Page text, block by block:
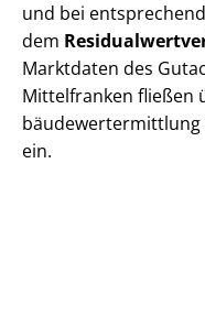
und bei
dem
Marktdaten des
Mittelfranken fließen
ein.